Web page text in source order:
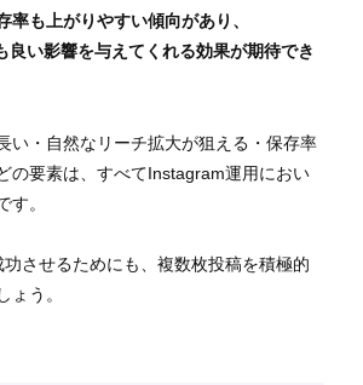
率も上がりやすい傾向があり、
い影響を与えてくれる効果が期待でき
い・自然なリーチ拡大が狙える・保存率
の要素は、すべてInstagram運用におい
す。
させるためにも、複数枚投稿を積極的
ょう。